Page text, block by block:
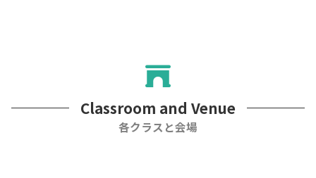
Classroom and Venue
各クラスと会場